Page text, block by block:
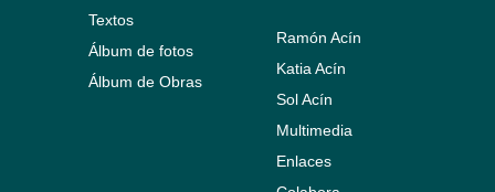
Textos
Álbum de fotos
Álbum de Obras
Ramón Acín
Katia Acín
Sol Acín
Multimedia
Enlaces